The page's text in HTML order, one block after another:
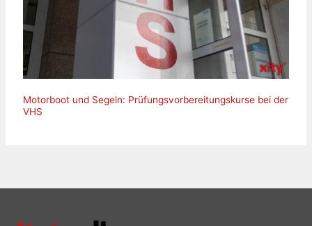
Motorboot und Segeln: Prüfungsvorbereitungskurse bei der
VHS